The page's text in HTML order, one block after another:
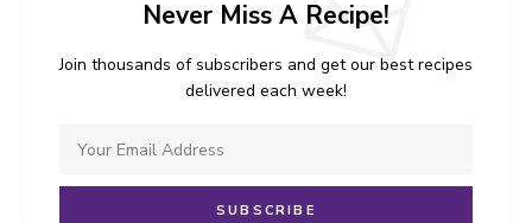
Never Miss A Recipe!
Join thousands of subscribers and get our best recipes
delivered each week!